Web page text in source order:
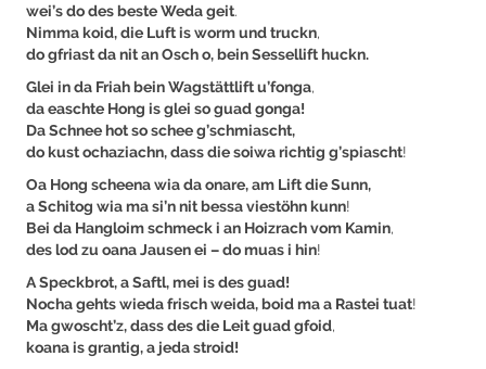
wei’s do des beste Weda geit.
Nimma koid, die Luft is worm und truckn,
do gfriast da nit an Osch o, bein Sessellift huckn.
Glei in da Friah bein Wagstättlift u’fonga,
da easchte Hong is glei so guad gonga!
Da Schnee hot so schee g’schmiascht,
do kust ochaziachn, dass die soiwa richtig g’spiascht!
Oa Hong scheena wia da onare, am Lift die Sunn,
a Schitog wia ma si’n nit bessa viestöhn kunn!
Bei da Hangloim schmeck i an Hoizrach vom Kamin,
des lod zu oana Jausen ei – do muas i hin!
A Speckbrot, a Saftl, mei is des guad!
Nocha gehts wieda frisch weida, boid ma a Rastei tuat!
Ma gwoscht’z, dass des die Leit guad gfoid,
koana is grantig, a jeda stroid!